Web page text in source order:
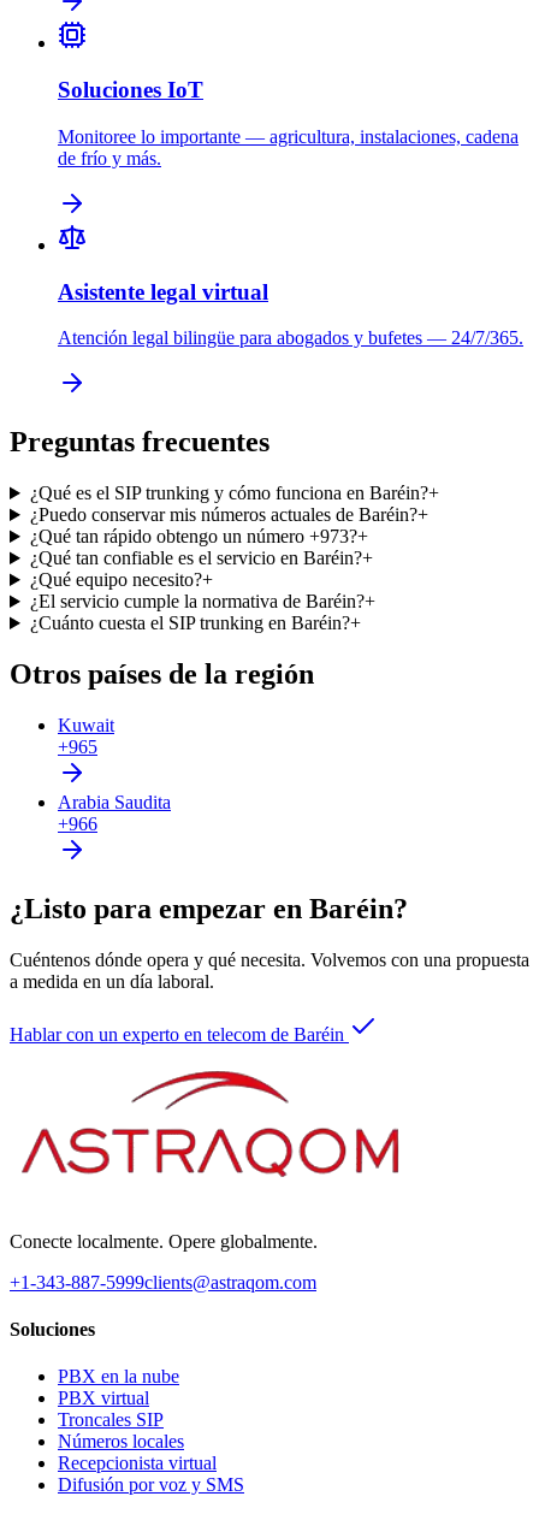
Soluciones IoT
Monitoree lo importante — agricultura, instalaciones, cadena
de frío y más.
Asistente legal virtual
Atención legal bilingüe para abogados y bufetes — 24/7/365.
Preguntas frecuentes
¿Qué es el SIP trunking y cómo funciona en Baréin?+
¿Puedo conservar mis números actuales de Baréin?+
¿Qué tan rápido obtengo un número +973?+
¿Qué tan confiable es el servicio en Baréin?+
¿Qué equipo necesito?+
¿El servicio cumple la normativa de Baréin?+
¿Cuánto cuesta el SIP trunking en Baréin?+
Otros países de la región
Kuwait
+965
Arabia Saudita
+966
¿Listo para empezar en Baréin?
Cuéntenos dónde opera y qué necesita. Volvemos con una propuesta
a medida en un día laboral.
Hablar con un experto en telecom de Baréin
Conecte localmente. Opere globalmente.
+1-343-887-5999clients@astraqom.com
Soluciones
PBX en la nube
PBX virtual
Troncales SIP
Números locales
Recepcionista virtual
Difusión por voz y SMS